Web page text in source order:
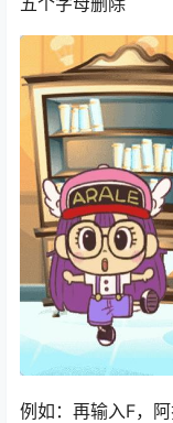
例如：再输入F，